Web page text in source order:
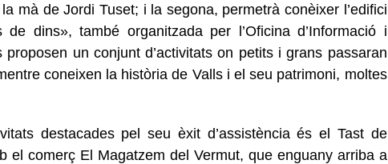
mà de Jordi Tuset; i la segona, permetrà conèixer l’edifici
de dins», també organitzada per l’Oficina d’Informació i
un conjunt d’activitats on petits i grans passaran
coneixen la història de Valls i el seu patrimoni, moltes
destacades pel seu èxit d’assistència és el Tast de
el comerç El Magatzem del Vermut, que enguany arriba a